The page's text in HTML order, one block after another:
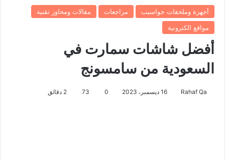
أجهزة وملحقات حواسيب مراجعات
مقالات ومحاور تقنية
مواقع الكترونية
أفضل شاشات سمارت في
السعودية من سامسونج
Rahaf Qa 16 ديسمبر، 2023 0
73